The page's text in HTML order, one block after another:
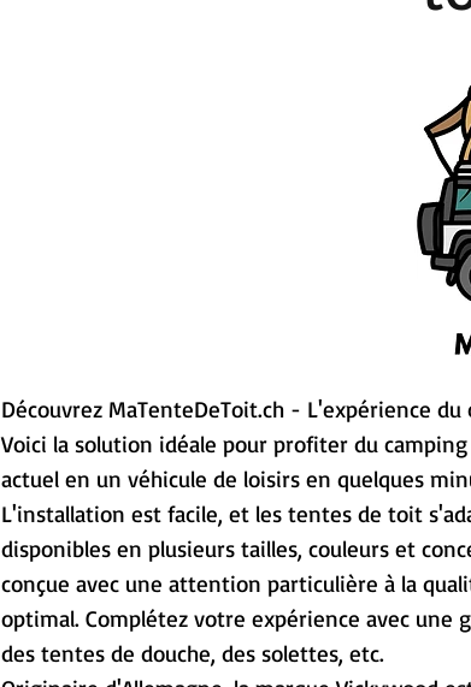
Découvrez MaTenteDeToit.ch - L'expérience
Voici la solution idéale pour profiter du
actuel en un véhicule de loisirs en quelques
L'installation est facile, et les tentes de toit
disponibles en plusieurs tailles, couleurs et
conçue avec une attention particulière à la
optimal. Complétez votre expérience avec une
des tentes de douche, des solettes, etc.